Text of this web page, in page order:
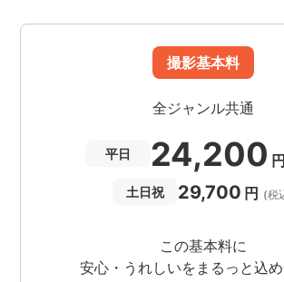
撮影基本料
全ジャンル共通
平日 24,200 円
土日祝 29,700 円 (税
この基本料に
安心・うれしいをまるっと込